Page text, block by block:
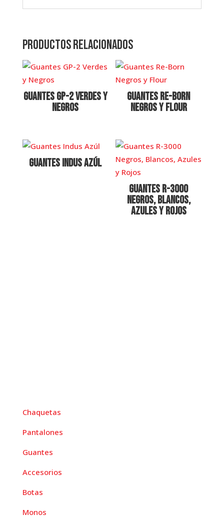
Productos relacionados
Guantes GP-2 Verdes y
Negros
Guantes Re-Born
Negros y Flour
Guantes Indus Azúl
Guantes R-3000
Negros, Blancos,
Azules y Rojos
Chaquetas
Pantalones
Guantes
Accesorios
Botas
Monos